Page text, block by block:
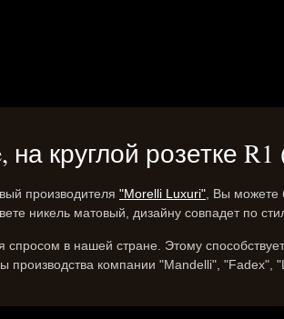
на круглой розетке
производителя "Morelli Luxuri" , Вы
никель матовый, дизайну совпадет по
в нашей стране. Этому
производства компании "Mandelli", "Fadex",